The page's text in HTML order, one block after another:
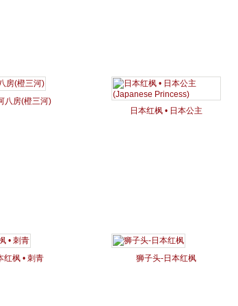
八房(橙三河)
日本红枫 • 日本公主
红枫 • 刺青 狮子头-日本红枫